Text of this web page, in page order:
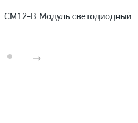
СМ12-В Модуль светодиодный